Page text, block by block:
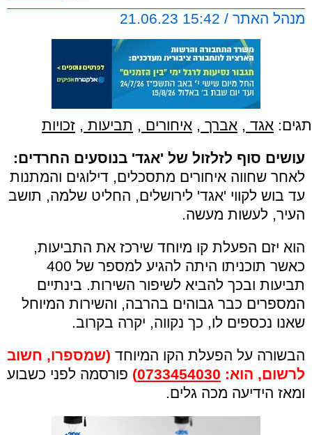
מנהל האתר / 15:42 21.06.23
תגים: אגד , אברך , איחורים , תביעות , זכויות
עושים סוף לזלזול של 'אגד' בנוסעים החרדים:
לאחר שחווה איחורים מתסכלים, דילוגים והמתנות
עד בוש לקווי 'אגד' לירושלים, החליט שלמה, תושב
העיר, לעשות מעשה.
הוא יזם הפעלת קו מיוחד שירכז את התביעות,
כאשר תוכניתו היתה להגיע למספר של 400
תביעות ובכך להביא לשיפור השירות. בינתיים
המספרים כבר גבוהים בהרבה, והשירות המיוחל
שאנו נכספים לו, כך נקווה, יקרה בקרוב.
הבשורה על הפעלת הקו המיוחד (שמספרו, חשוב
לרשום, הוא: 0733454030)
פורסמה לפני כשבוע
ומאז הידיעה מכה גלים.